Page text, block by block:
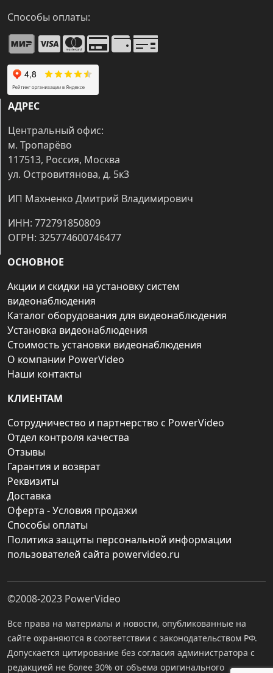
Способы оплаты:
АДРЕС
Центральный офис:
м. Тропарёво
117513, Россия, Москва
ул. Островитянова, д. 5к3
ИП Махненко Дмитрий Владимирович
ИНН: 772791850809
ОГРН: 325774600746477
ОСНОВНОЕ
Акции и скидки на установку систем
видеонаблюдения
Каталог оборудования для видеонаблюдения
Установка видеонаблюдения
Стоимость установки видеонаблюдения
О компании PowerVideo
Наши контакты
КЛИЕНТАМ
Сотрудничество и партнерство с PowerVideo
Отдел контроля качества
Отзывы
Гарантия и возврат
Реквизиты
Доставка
Оферта - Условия продажи
Способы оплаты
Политика защиты персональной информации
пользователей сайта powervideo.ru
©2008-2023 PowerVideo
Все права на материалы и новости, опубликованные на
сайте охраняются в соответствии с законодательством РФ.
Допускается цитирование без согласия администратора с
редакцией не более 30% от объема оригинального